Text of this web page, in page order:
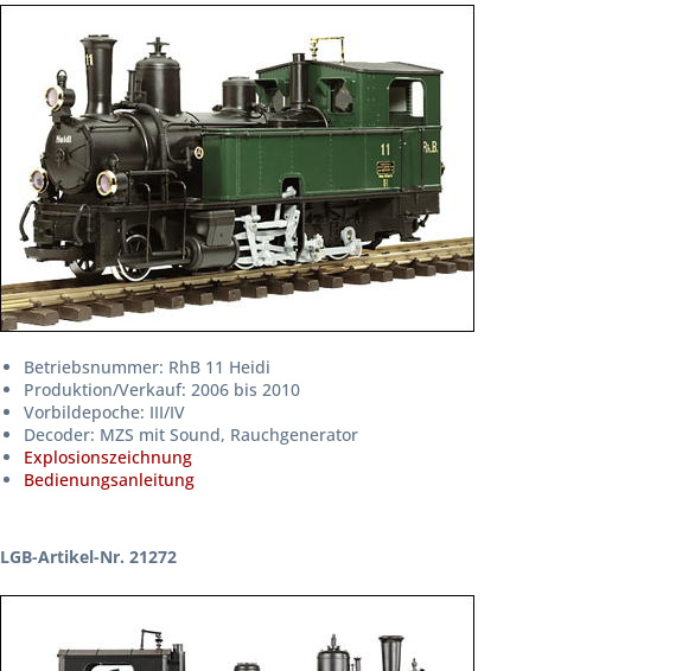
Betriebsnummer: RhB 11 Heidi
Produktion/Verkauf: 2006 bis 2010
Vorbildepoche: III/IV
Decoder: MZS mit Sound, Rauchgenerator
Explosionszeichnung
Bedienungsanleitung
LGB-Artikel-Nr. 21272